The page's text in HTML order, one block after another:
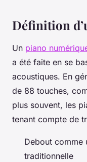
Définition
Un piano
a été faite en se
acoustiques. En
de 88 touches,
plus souvent, les
tenant compte de
Debout comme
traditionnelle